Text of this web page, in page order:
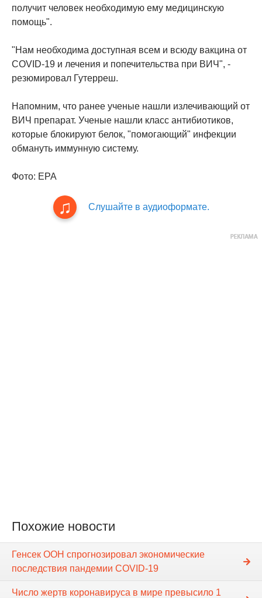
получит человек необходимую ему медицинскую
помощь".
"Нам необходима доступная всем и всюду вакцина от
COVID-19 и лечения и попечительства при ВИЧ", -
резюмировал Гутерреш.
Напомним, что ранее ученые нашли излечивающий от
ВИЧ препарат. Ученые нашли класс антибиотиков,
которые блокируют белок, "помогающий" инфекции
обмануть иммунную систему.
Фото: EPA
Слушайте в аудиоформате.
Похожие новости
Генсек ООН спрогнозировал экономические
последствия пандемии COVID-19
Число жертв коронавируса в мире превысило 1